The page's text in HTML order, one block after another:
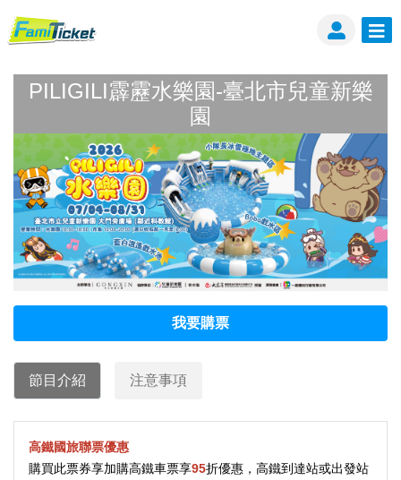
PILIGILI霹靂水樂園-臺北市兒童新樂
園
PILIGILI霹靂水樂園-臺北市兒童新樂園
我要購票
節目介紹 注意事項
高鐵國旅聯票優惠
購買此票券享加購高鐵車票享95折優惠，高鐵到達站或出發站